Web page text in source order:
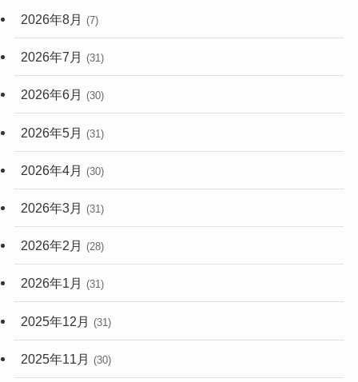
(248)
2026年8月 (7)
2026年7月 (31)
2026年6月 (30)
2026年5月 (31)
2026年4月 (30)
2026年3月 (31)
2026年2月 (28)
2026年1月 (31)
2025年12月 (31)
2025年11月 (30)